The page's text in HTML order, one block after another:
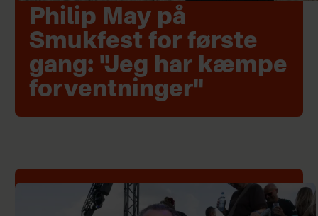
Philip May på
Smukfest for første
gang: "Jeg har kæmpe
forventninger"